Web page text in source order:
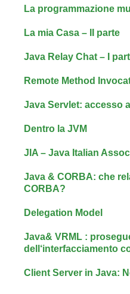
La programmazione
La mia Casa – II parte
Java Relay Chat – I
Remote Method
Java Servlet: accesso
Dentro la JVM
JIA – Java Italian
Java & CORBA: che
CORBA?
Delegation Model
Java& VRML :
dell‘interfacciamento
Client Server in Java: